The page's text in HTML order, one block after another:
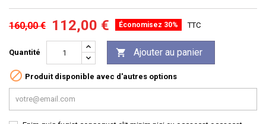
160,00 € 112,00 € Économisez 30% TTC
Quantité  Ajouter au panier
 Produit disponible avec d'autres options